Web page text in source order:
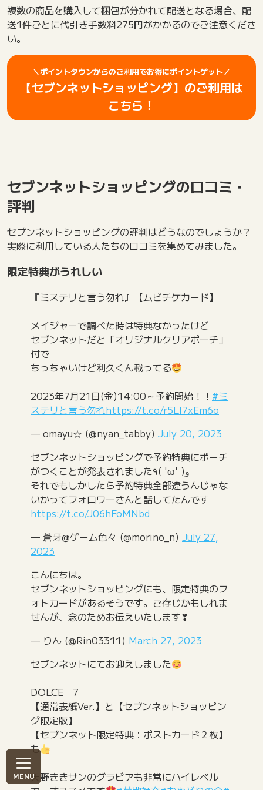
複数の商品を購入して梱包が分かれて配送となる場合、配
送1件ごとに代引き手数料275円がかかるのでご注意くださ
い。
＼ポイントタウンからのご利用でお得にポイントゲット／
【セブンネットショッピング】のご利用は
こちら！
セブンネットショッピングの口コミ・
評判
セブンネットショッピングの評判はどうなのでしょうか？
実際に利用している人たちの口コミを集めてみました。
限定特典がうれしい
『ミステリと言う勿れ』【ムビチケカード】
メイジャーで調べた時は特典なかったけど
セブンネットだと「オリジナルクリアポーチ」
付で
ちっちゃいけど利久くん載ってる
2023年7月21日(金)14:00～予約開始！！ #ミ
ステリと言う勿れhttps://t.co/r5LI7xEm6o
— omayu☆ (@nyan_tabby) July 20, 2023
セブンネットショッピングで予約特典にポーチ
がつくことが発表されました٩( 'ω' )و
それでもしかしたら予約特典全部違うんじゃな
いかってフォロワーさんと話してたんです
https://t.co/J06hFoMNbd
— 蒼牙@ゲーム色々 (@morino_n) July 27,
2023
こんにちは。
セブンネットショッピングにも、限定特典のフ
ォトカードがあるそうです。ご存じかもしれま
せんが、念のためお伝えいたします❣
— りん (@Rin03311) March 27, 2023
セブンネットにてお迎えしました
DOLCE 7
【通常表紙Ver.】と【セブンネットショッピン
グ限定版】
【セブンネット限定特典：ポストカード２枚】
も
天野ききサンのグラビアも非常にハイレベル